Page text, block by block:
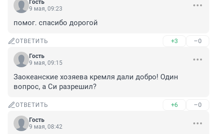
Гость
9 мая, 09:23
помог. спасибо дорогой
ОТВЕТИТЬ +3 –0
Гость
9 мая, 09:15
Заокеанские хозяева кремля дали добро! Один
вопрос, а Си разрешил?
ОТВЕТИТЬ +6 –0
Гость
9 мая, 08:42